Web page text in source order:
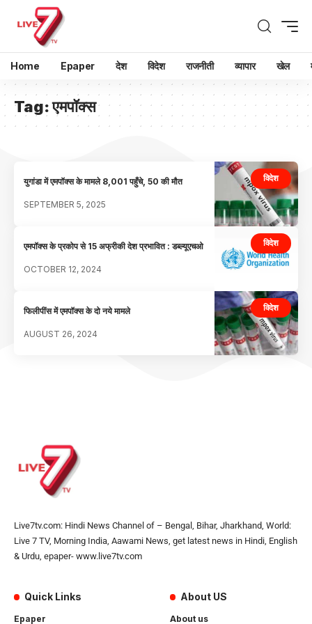
Home Epaper देश विदेश राजनीती व्यापार खेल
Tag:एमपॉक्स
विदेश
युगांडा में एमपॉक्स के मामले 8,001 पहुँचे, 50 की मौत
SEPTEMBER 5, 2025
विदेश
एमपॉक्स के प्रकोप से 15 अफ्रीकी देश प्रभावित : डब्ल्यूएचओ
OCTOBER 12, 2024
विदेश
फिलीपींस में एमपॉक्स के दो नये मामले
AUGUST 26, 2024
Live7tv.com: Hindi News Channel of – Bengal, Bihar, Jharkhand, World:
Live 7 TV, Morning India, Aawami News, get latest news in Hindi, English
& Urdu, epaper- www.live7tv.com
Quick Links
Epaper
About US
About us